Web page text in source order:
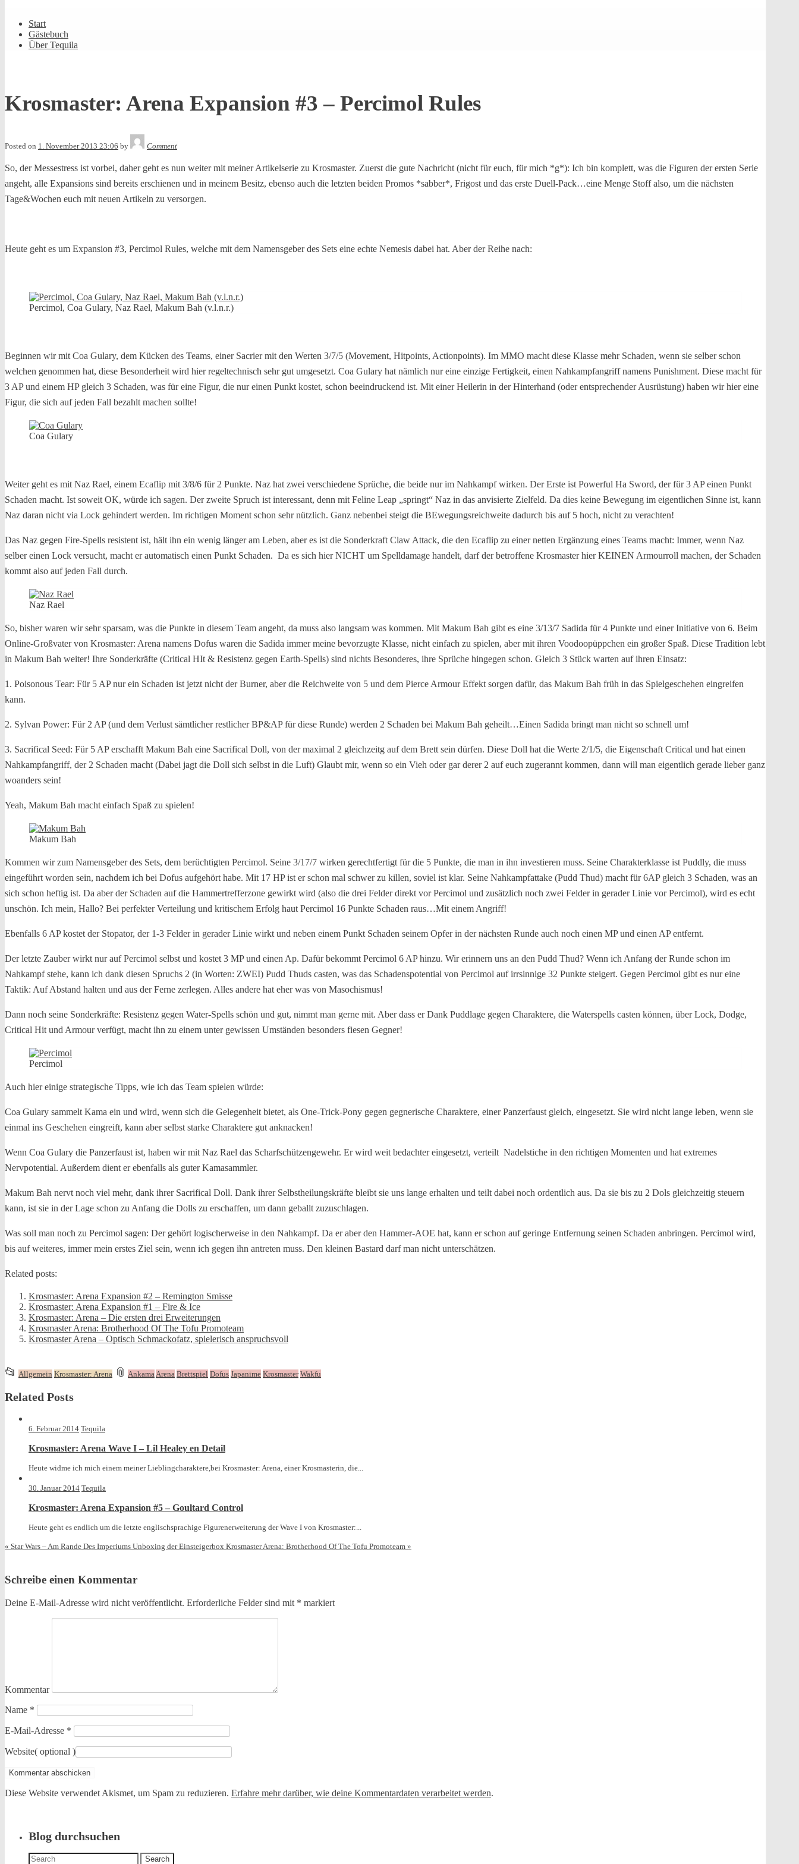
Navigation
Start
Gästebuch
Über Tequila
Krosmaster: Arena Expansion #3 – Percimol Rules
Posted on 1. November 2013 23:06 by
Comment
So, der Messestress ist vorbei, daher geht es nun weiter mit meiner Artikelserie zu Krosmaster. Zuerst die gute Nachricht (nicht für euch, für mich *g*): Ich bin komplett, was die Figuren der ersten Serie
angeht, alle Expansions sind bereits erschienen und in meinem Besitz, ebenso auch die letzten beiden Promos *sabber*, Frigost und das erste Duell-Pack…eine Menge Stoff also, um die nächsten
Tage&Wochen euch mit neuen Artikeln zu versorgen.
Heute geht es um Expansion #3, Percimol Rules, welche mit dem Namensgeber des Sets eine echte Nemesis dabei hat. Aber der Reihe nach:
Percimol, Coa Gulary, Naz Rael, Makum Bah (v.l.n.r.)
Beginnen wir mit Coa Gulary, dem Kücken des Teams, einer Sacrier mit den Werten 3/7/5 (Movement, Hitpoints, Actionpoints). Im MMO macht diese Klasse mehr Schaden, wenn sie selber schon
welchen genommen hat, diese Besonderheit wird hier regeltechnisch sehr gut umgesetzt. Coa Gulary hat nämlich nur eine einzige Fertigkeit, einen Nahkampfangriff namens Punishment. Diese macht für
3 AP und einem HP gleich 3 Schaden, was für eine Figur, die nur einen Punkt kostet, schon beeindruckend ist. Mit einer Heilerin in der Hinterhand (oder entsprechender Ausrüstung) haben wir hier eine
Figur, die sich auf jeden Fall bezahlt machen sollte!
Coa Gulary
Weiter geht es mit Naz Rael, einem Ecaflip mit 3/8/6 für 2 Punkte. Naz hat zwei verschiedene Sprüche, die beide nur im Nahkampf wirken. Der Erste ist Powerful Ha Sword, der für 3 AP einen Punkt
Schaden macht. Ist soweit OK, würde ich sagen. Der zweite Spruch ist interessant, denn mit Feline Leap „springt“ Naz in das anvisierte Zielfeld. Da dies keine Bewegung im eigentlichen Sinne ist, kann
Naz daran nicht via Lock gehindert werden. Im richtigen Moment schon sehr nützlich. Ganz nebenbei steigt die BEwegungsreichweite dadurch bis auf 5 hoch, nicht zu verachten!
Das Naz gegen Fire-Spells resistent ist, hält ihn ein wenig länger am Leben, aber es ist die Sonderkraft Claw Attack, die den Ecaflip zu einer netten Ergänzung eines Teams macht: Immer, wenn Naz
selber einen Lock versucht, macht er automatisch einen Punkt Schaden. Da es sich hier NICHT um Spelldamage handelt, darf der betroffene Krosmaster hier KEINEN Armourroll machen, der Schaden
kommt also auf jeden Fall durch.
Naz Rael
So, bisher waren wir sehr sparsam, was die Punkte in diesem Team angeht, da muss also langsam was kommen. Mit Makum Bah gibt es eine 3/13/7 Sadida für 4 Punkte und einer Initiative von 6. Beim
Online-Großvater von Krosmaster: Arena namens Dofus waren die Sadida immer meine bevorzugte Klasse, nicht einfach zu spielen, aber mit ihren Voodoopüppchen ein großer Spaß. Diese Tradition lebt
in Makum Bah weiter! Ihre Sonderkräfte (Critical HIt & Resistenz gegen Earth-Spells) sind nichts Besonderes, ihre Sprüche hingegen schon. Gleich 3 Stück warten auf ihren Einsatz:
1. Poisonous Tear: Für 5 AP nur ein Schaden ist jetzt nicht der Burner, aber die Reichweite von 5 und dem Pierce Armour Effekt sorgen dafür, das Makum Bah früh in das Spielgeschehen eingreifen
kann.
2. Sylvan Power: Für 2 AP (und dem Verlust sämtlicher restlicher BP&AP für diese Runde) werden 2 Schaden bei Makum Bah geheilt…Einen Sadida bringt man nicht so schnell um!
3. Sacrifical Seed: Für 5 AP erschafft Makum Bah eine Sacrifical Doll, von der maximal 2 gleichzeitg auf dem Brett sein dürfen. Diese Doll hat die Werte 2/1/5, die Eigenschaft Critical und hat einen
Nahkampfangriff, der 2 Schaden macht (Dabei jagt die Doll sich selbst in die Luft) Glaubt mir, wenn so ein Vieh oder gar derer 2 auf euch zugerannt kommen, dann will man eigentlich gerade lieber ganz
woanders sein!
Yeah, Makum Bah macht einfach Spaß zu spielen!
Makum Bah
Kommen wir zum Namensgeber des Sets, dem berüchtigten Percimol. Seine 3/17/7 wirken gerechtfertigt für die 5 Punkte, die man in ihn investieren muss. Seine Charakterklasse ist Puddly, die muss
eingeführt worden sein, nachdem ich bei Dofus aufgehört habe. Mit 17 HP ist er schon mal schwer zu killen, soviel ist klar. Seine Nahkampfattake (Pudd Thud) macht für 6AP gleich 3 Schaden, was an
sich schon heftig ist. Da aber der Schaden auf die Hammertrefferzone gewirkt wird (also die drei Felder direkt vor Percimol und zusätzlich noch zwei Felder in gerader Linie vor Percimol), wird es echt
unschön. Ich mein, Hallo? Bei perfekter Verteilung und kritischem Erfolg haut Percimol 16 Punkte Schaden raus…Mit einem Angriff!
Ebenfalls 6 AP kostet der Stopator, der 1-3 Felder in gerader Linie wirkt und neben einem Punkt Schaden seinem Opfer in der nächsten Runde auch noch einen MP und einen AP entfernt.
Der letzte Zauber wirkt nur auf Percimol selbst und kostet 3 MP und einen Ap. Dafür bekommt Percimol 6 AP hinzu. Wir erinnern uns an den Pudd Thud? Wenn ich Anfang der Runde schon im
Nahkampf stehe, kann ich dank diesen Spruchs 2 (in Worten: ZWEI) Pudd Thuds casten, was das Schadenspotential von Percimol auf irrsinnige 32 Punkte steigert. Gegen Percimol gibt es nur eine
Taktik: Auf Abstand halten und aus der Ferne zerlegen. Alles andere hat eher was von Masochismus!
Dann noch seine Sonderkräfte: Resistenz gegen Water-Spells schön und gut, nimmt man gerne mit. Aber dass er Dank Puddlage gegen Charaktere, die Waterspells casten können, über Lock, Dodge,
Critical Hit und Armour verfügt, macht ihn zu einem unter gewissen Umständen besonders fiesen Gegner!
Percimol
Auch hier einige strategische Tipps, wie ich das Team spielen würde:
Coa Gulary sammelt Kama ein und wird, wenn sich die Gelegenheit bietet, als One-Trick-Pony gegen gegnerische Charaktere, einer Panzerfaust gleich, eingesetzt. Sie wird nicht lange leben, wenn sie
einmal ins Geschehen eingreift, kann aber selbst starke Charaktere gut anknacken!
Wenn Coa Gulary die Panzerfaust ist, haben wir mit Naz Rael das Scharfschützengewehr. Er wird weit bedachter eingesetzt, verteilt Nadelstiche in den richtigen Momenten und hat extremes
Nervpotential. Außerdem dient er ebenfalls als guter Kamasammler.
Makum Bah nervt noch viel mehr, dank ihrer Sacrifical Doll. Dank ihrer Selbstheilungskräfte bleibt sie uns lange erhalten und teilt dabei noch ordentlich aus. Da sie bis zu 2 Dols gleichzeitig steuern
kann, ist sie in der Lage schon zu Anfang die Dolls zu erschaffen, um dann geballt zuzuschlagen.
Was soll man noch zu Percimol sagen: Der gehört logischerweise in den Nahkampf. Da er aber den Hammer-AOE hat, kann er schon auf geringe Entfernung seinen Schaden anbringen. Percimol wird,
bis auf weiteres, immer mein erstes Ziel sein, wenn ich gegen ihn antreten muss. Den kleinen Bastard darf man nicht unterschätzen.
Related posts:
Krosmaster: Arena Expansion #2 – Remington Smisse
Krosmaster: Arena Expansion #1 – Fire & Ice
Krosmaster: Arena – Die ersten drei Erweiterungen
Krosmaster Arena: Brotherhood Of The Tofu Promoteam
Krosmaster Arena – Optisch Schmackofatz, spielerisch anspruchsvoll
📂 This
was
posted
Allgemein Krosmaster: Arena 📎 and
AnkamaArena Brettspiel Dofus Japanime Krosmaster Wakfu
Related Posts
6. Februar 2014 Tequila
Krosmaster: Arena Wave I – Lil Healey en Detail
Heute widme ich mich einem meiner Lieblingcharaktere,bei Krosmaster: Arena, einer Krosmasterin, die...
30. Januar 2014 Tequila
Krosmaster: Arena Expansion #5 – Goultard Control
Heute geht es endlich um die letzte englischsprachige Figurenerweiterung der Wave I von Krosmaster:...
« Star Wars – Am Rande Des Imperiums Unboxing der Einsteigerbox Krosmaster Arena: Brotherhood Of The Tofu Promoteam »
Schreibe einen Kommentar
Deine E-Mail-Adresse wird nicht veröffentlicht. Erforderliche Felder sind mit * markiert
Kommentar
Name *
E-Mail-Adresse *
Website( optional )
Diese Website verwendet Akismet, um Spam zu reduzieren. Erfahre mehr darüber, wie deine Kommentardaten verarbeitet werden.
Blog durchsuchen
Search